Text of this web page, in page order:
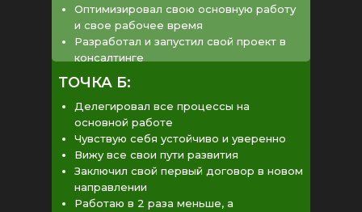
ТОЧКА Б:
Оптимизировал свою основную работу
и свое рабочее время
Разработал и запустил свой проект в
консалтинге
Делегировал все процессы на
основной работе
Чувствую себя устойчиво и уверенно
Вижу все свои пути развития
Заключил свой первый договор в новом
направлении
Работаю в 2 раза меньше, а